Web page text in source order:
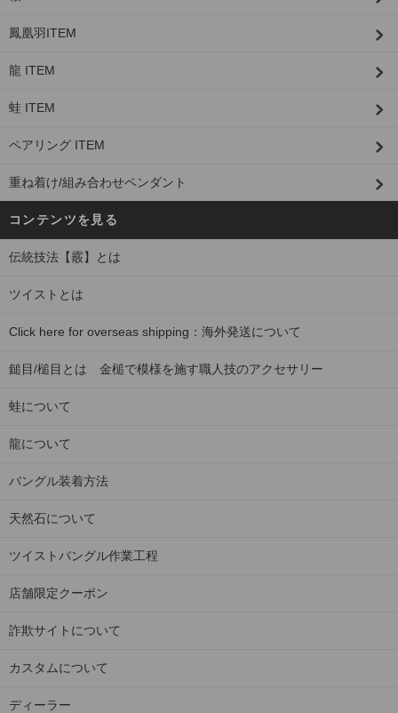
鳳凰羽ITEM
龍 ITEM
蛙 ITEM
ペアリング ITEM
重ね着け/組み合わせペンダント
コンテンツを見る
伝統技法【霰】とは
ツイストとは
Click here for overseas shipping：海外発送について
鎚目/槌目とは 金槌で模様を施す職人技のアクセサリー
蛙について
龍について
バングル装着方法
天然石について
ツイストバングル作業工程
店舗限定クーポン
詐欺サイトについて
カスタムについて
ディーラー